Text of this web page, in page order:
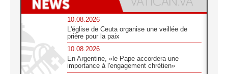
10.08.2026
L'église de Ceuta organise une veillée de
prière pour la paix
10.08.2026
En Argentine, «le Pape accordera une
importance à l'engagement chrétien»